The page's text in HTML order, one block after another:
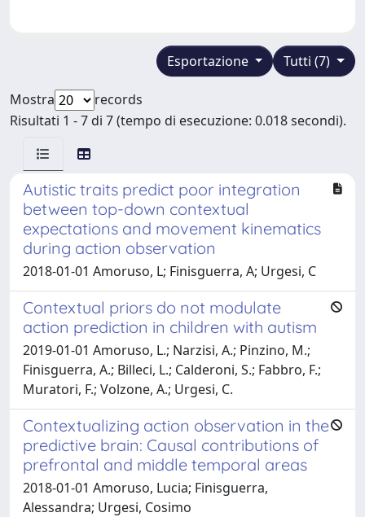
Tutti (7)
Esportazione
Mostra
records
Risultati 1 - 7 di 7 (tempo di esecuzione: 0.018 secondi).
Autistic traits predict poor integration
between top-down contextual
expectations and movement kinematics
during action observation
2018-01-01 Amoruso, L; Finisguerra, A; Urgesi, C
Contextual priors do not modulate
action prediction in children with autism
2019-01-01 Amoruso, L.; Narzisi, A.; Pinzino, M.;
Finisguerra, A.; Billeci, L.; Calderoni, S.; Fabbro, F.;
Muratori, F.; Volzone, A.; Urgesi, C.
Contextualizing action observation in the
predictive brain: Causal contributions of
prefrontal and middle temporal areas
2018-01-01 Amoruso, Lucia; Finisguerra,
Alessandra; Urgesi, Cosimo